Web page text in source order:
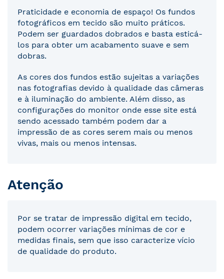
Praticidade e economia de espaço! Os fundos
fotográficos em tecido são muito práticos.
Podem ser guardados dobrados e basta esticá-
los para obter um acabamento suave e sem
dobras.
As cores dos fundos estão sujeitas a variações
nas fotografias devido à qualidade das câmeras
e à iluminação do ambiente. Além disso, as
configurações do monitor onde esse site está
sendo acessado também podem dar a
impressão de as cores serem mais ou menos
vivas, mais ou menos intensas.
Atenção
Por se tratar de impressão digital em tecido,
podem ocorrer variações mínimas de cor e
medidas finais, sem que isso caracterize vício
de qualidade do produto.